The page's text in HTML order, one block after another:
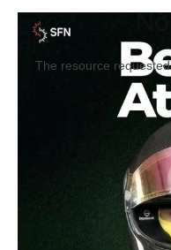
The resource